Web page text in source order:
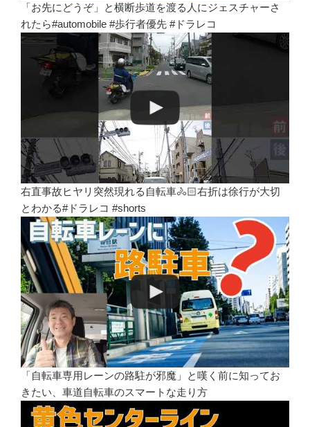
「お先にどうぞ」と横断歩道を渡る人にジェスチャーさ
れたら#automobile #歩行者優先 #ドラレコ
右直事故ヒヤリ突然現れる自転車🚴🏻右折は徐行が大切
とわかる#ドラレコ #shorts
「自転車専用レーンの路駐が邪魔」と嘆く前に知ってお
きたい、車道自転車のスマートな走り方